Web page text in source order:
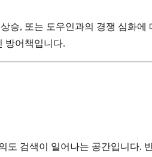
승, 또는 도우인과의 경쟁 심화에
방어책입니다.
도 검색이 일어나는 공간입니다.